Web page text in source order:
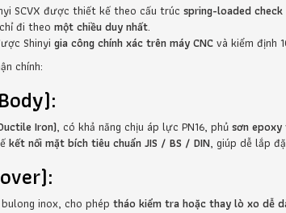
SCVX được thiết kế theo cấu trúc spring-loaded
đi theo một chiều duy nhất.
Shinyi gia công chính xác trên máy CNCvà kiểm định
chính:
Iron), có khả năng chịu áp lực PN16, phủsơn
kết nối mặt bích tiêu chuẩn JIS / BS / DIN, giúp dễ lắp
inox, cho phép tháo kiểm tra hoặc thay lò xo dễ